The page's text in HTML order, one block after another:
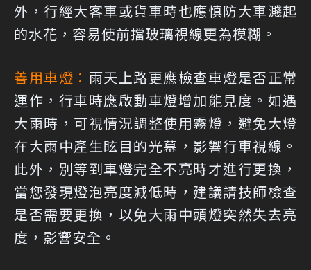
外，行經大客車或貨車時也應慎防大車濺起
的水花，容易使前擋玻璃視線更為模糊。
善用車燈： 雨天上路更應檢查車燈是否正常
運作，行車時應啟動車燈增加能見度。如遇
大雨時，可視情況調整使用霧燈，避免大燈
在大雨中產生眩目的光幕，影響行車視線。
此外，別等到車燈完全不亮時才進行更換，
當您發現燈泡亮度減低時，建議請技師檢查
是否需要更換，以免大雨中頭燈突然失去亮
度，影響安全。